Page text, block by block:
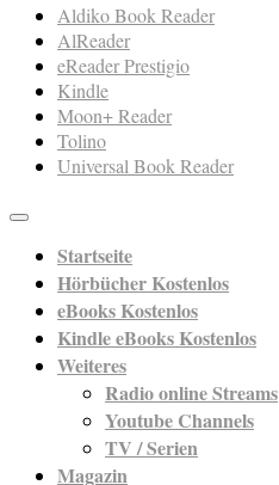
Aldiko Book Reader
AlReader
eReader Prestigio
Kindle
Moon+ Reader
Tolino
Universal Book Reader
Startseite
Hörbücher Kostenlos
eBooks Kostenlos
Kindle eBooks Kostenlos
Weiteres
Radio online Streams
Youtube Channels
TV / Serien
Magazin